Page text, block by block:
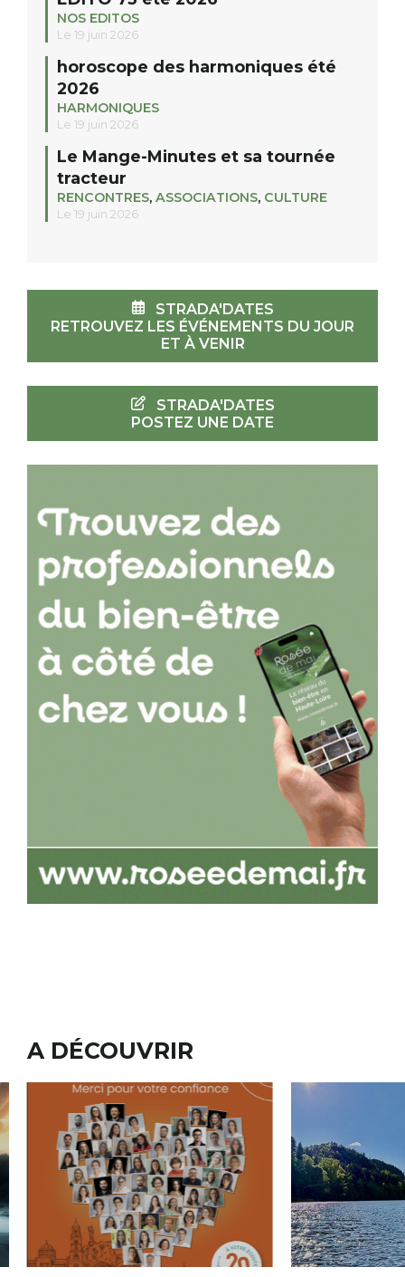
NOS EDITOS
Le 19 juin 2026
horoscope des harmoniques été
2026
HARMONIQUES
Le 19 juin 2026
Le Mange-Minutes et sa tournée
tracteur
RENCONTRES, ASSOCIATIONS, CULTURE
Le 19 juin 2026
STRADA'DATES
RETROUVEZ LES ÉVÉNEMENTS DU JOUR
ET À VENIR
STRADA'DATES
POSTEZ UNE DATE
A DÉCOUVRIR